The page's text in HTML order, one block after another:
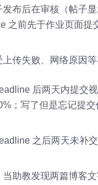
发布后在审核（帖子
之前先于作业页面提
上传失败、网络原因
后两天内提交
；写了但是忘记提
之后两天未补
当助教发现两篇博客